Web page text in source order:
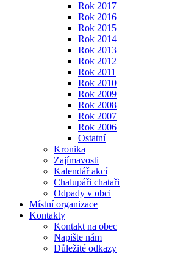
Rok 2017
Rok 2016
Rok 2015
Rok 2014
Rok 2013
Rok 2012
Rok 2011
Rok 2010
Rok 2009
Rok 2008
Rok 2007
Rok 2006
Ostatní
Kronika
Zajímavosti
Kalendář akcí
Chalupáři chataři
Odpady v obci
Místní organizace
Kontakty
Kontakt na obec
Napište nám
Důležité odkazy